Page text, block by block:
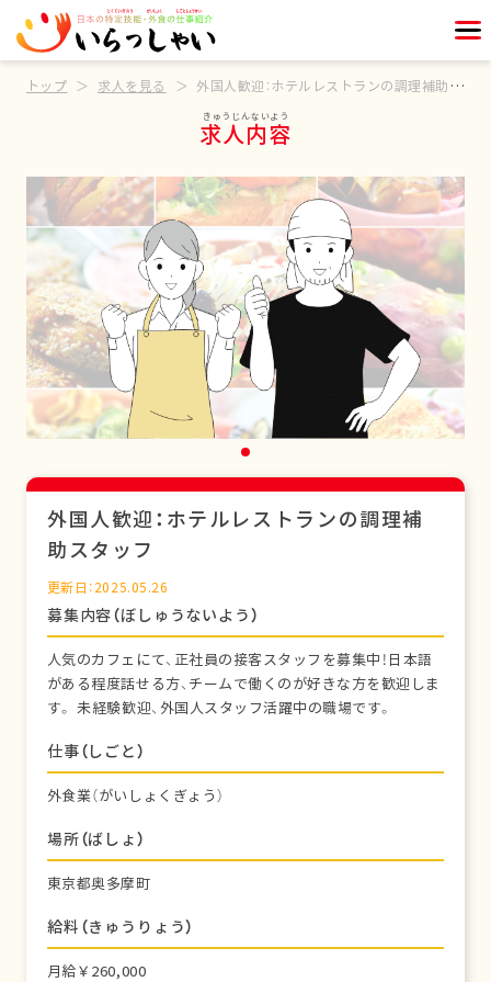
トップ 求人を見る 外国人歓迎：ホテルレストランの調理補助スタッフ
求人内容
外国人歓迎：ホテルレストランの調理補
助スタッフ
更新日：2025.05.26
募集内容（ぼしゅうないよう）
人気のカフェにて、正社員の接客スタッフを募集中！日本語
がある程度話せる方、チームで働くのが好きな方を歓迎しま
す。 未経験歓迎、外国人スタッフ活躍中の職場です。
仕事（しごと）
外食業（がいしょくぎょう）
場所（ばしょ）
東京都奥多摩町
給料（きゅうりょう）
月給￥260,000